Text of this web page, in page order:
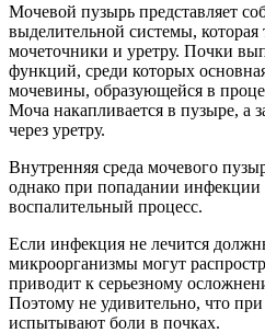
Мочевой пузырь представляет
выделительной системы,
мочеточники и уретру. Почки
функций, среди которых
мочевины, образующейся в
Моча накапливается в пузыре, а
через уретру.
Внутренняя среда мочевого
однако при попадании инфекции
воспалительный процесс.
Если инфекция не лечится
микроорганизмы могут
приводит к серьезному
Поэтому не удивительно, что
испытывают боли в почках.